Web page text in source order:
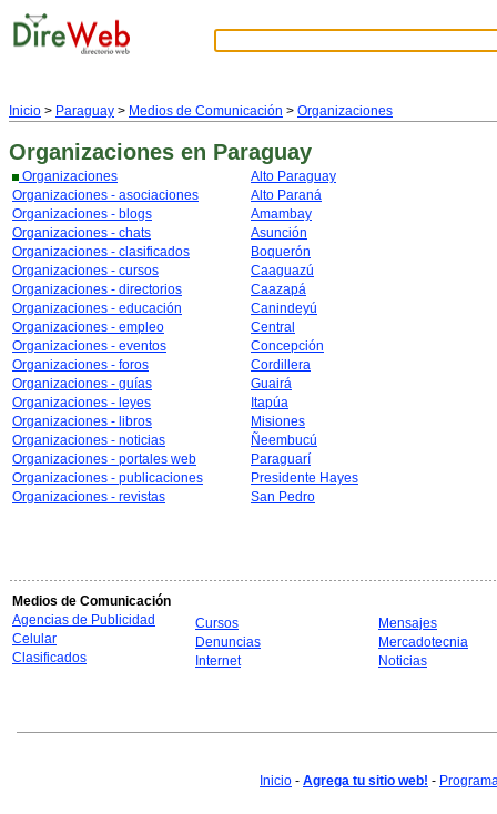
Inicio > Paraguay > Medios de Comunicación > Organizaciones
Organizaciones en Paraguay
Organizaciones
Organizaciones - asociaciones
Organizaciones - blogs
Organizaciones - chats
Organizaciones - clasificados
Organizaciones - cursos
Organizaciones - directorios
Organizaciones - educación
Organizaciones - empleo
Organizaciones - eventos
Organizaciones - foros
Organizaciones - guías
Organizaciones - leyes
Organizaciones - libros
Organizaciones - noticias
Organizaciones - portales web
Organizaciones - publicaciones
Organizaciones - revistas
Alto Paraguay
Alto Paraná
Amambay
Asunción
Boquerón
Caaguazú
Caazapá
Canindeyú
Central
Concepción
Cordillera
Guairá
Itapúa
Misiones
Ñeembucú
Paraguarí
Presidente Hayes
San Pedro
Medios de Comunicación
Agencias de Publicidad
Celular
Clasificados
Cursos
Denuncias
Internet
Mensajes
Mercadotecnia
Noticias
Inicio - Agrega tu sitio web! -